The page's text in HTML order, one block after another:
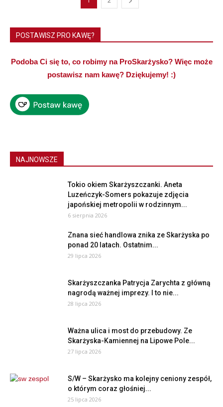
POSTAWISZ PRO KAWĘ?
Podoba Ci się to, co robimy na ProSkarżysko? Więc może
postawisz nam kawę? Dziękujemy! :)
NAJNOWSZE
Tokio okiem Skarżyszczanki. Aneta
Luzeńczyk-Somers pokazuje zdjęcia
japońskiej metropolii w rodzinnym...
6 sierpnia 2026
Znana sieć handlowa znika ze Skarżyska po
ponad 20 latach. Ostatnim...
29 lipca 2026
Skarżyszczanka Patrycja Zarychta z główną
nagrodą ważnej imprezy. I to nie...
28 lipca 2026
Ważna ulica i most do przebudowy. Ze
Skarżyska-Kamiennej na Lipowe Pole...
27 lipca 2026
S/W – Skarżysko ma kolejny ceniony zespół,
o którym coraz głośniej...
25 lipca 2026